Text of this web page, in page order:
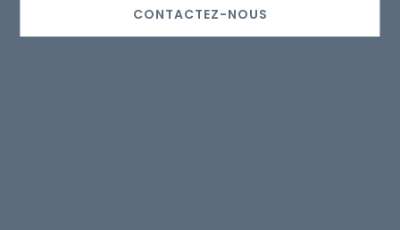
CONTACTEZ-NOUS